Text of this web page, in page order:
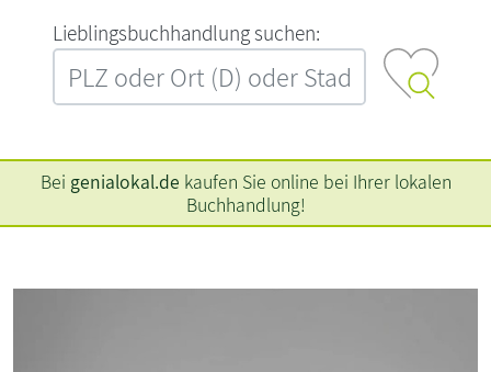
L‍i‍e‍b‍l‍i‍n‍g‍s‍b‍u‍c‍h‍h‍a‍n‍d‍l‍u‍n‍g‍ ‍s‍u‍c‍h‍e‍n‍:‍
Bei genialokal.de kaufen Sie online bei Ihrer lokalen
Buchhandlung!